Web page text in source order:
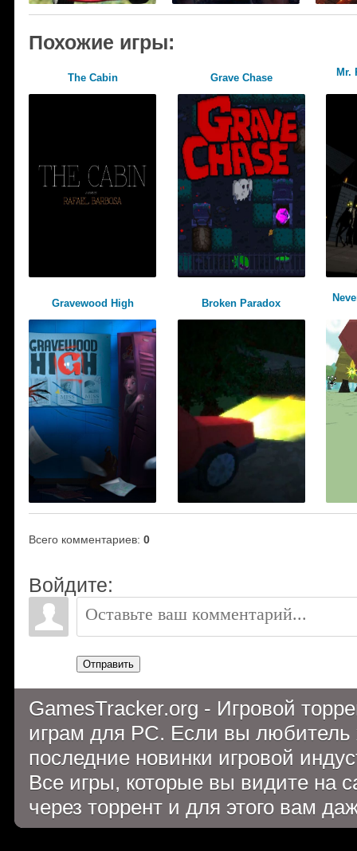
Похожие игры:
The Cabin Grave Chase Mr.
Gravewood High Broken Paradox
Всего комментариев: 0
Войдите:
Отправить
GamesTracker.org - Игровой
играм для PC. Если вы
последние новинки игровой
Все игры, которые вы видите на
через торрент и для этого вам